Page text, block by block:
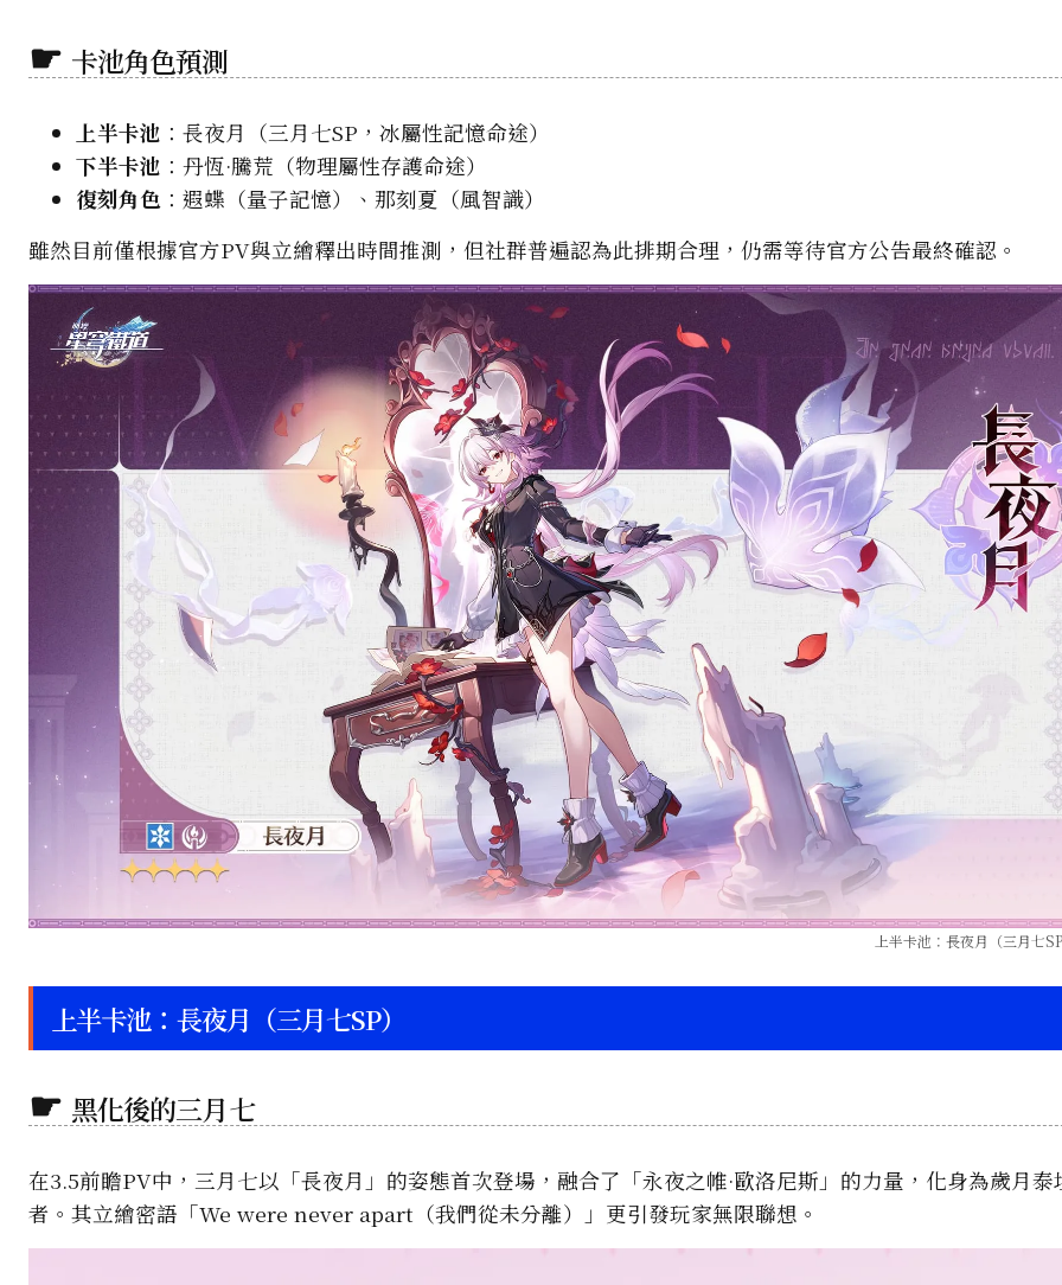
卡池角色預測
上半卡池 ：長夜月（三月七SP，冰屬性記憶命途）
下半卡池 ：丹恆·騰荒（物理屬性存護命途）
復刻角色 ：遐蝶（量子記憶）、那刻夏（風智識）
雖然目前僅根據官方PV與立繪釋出時間推測，但社群普遍認為此排期合理，仍需等待官方公告最終確認。
上半卡池：長夜月（三月七
上半卡池：長夜月（三月七SP）
黑化後的三月七
在3.5前瞻PV中，三月七以「長夜月」的姿態首次登場，融合了「永夜之帷·歐洛尼斯」的力量，化身為歲月泰
者。其立繪密語「We were never apart（我們從未分離）」更引發玩家無限聯想。